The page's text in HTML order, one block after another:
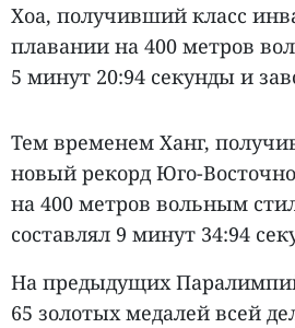
Хоа, получивший класс
плавании на 400 метров
5 минут 20:94 секунды и
Тем временем Ханг,
новый рекорд Юго-
на 400 метров вольным
составлял 9 минут 34:94
На предыдущих
65 золотых медалей всей